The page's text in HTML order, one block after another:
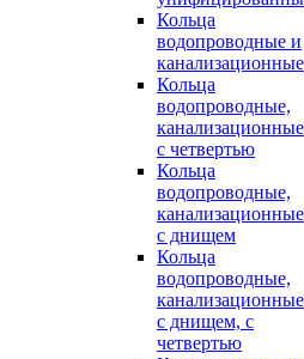
Кольца
водопроводные и
канализационные
Кольца
водопроводные,
канализационные
с четвертью
Кольца
водопроводные,
канализационные
с днищем
Кольца
водопроводные,
канализационные
с днищем, с
четвертью